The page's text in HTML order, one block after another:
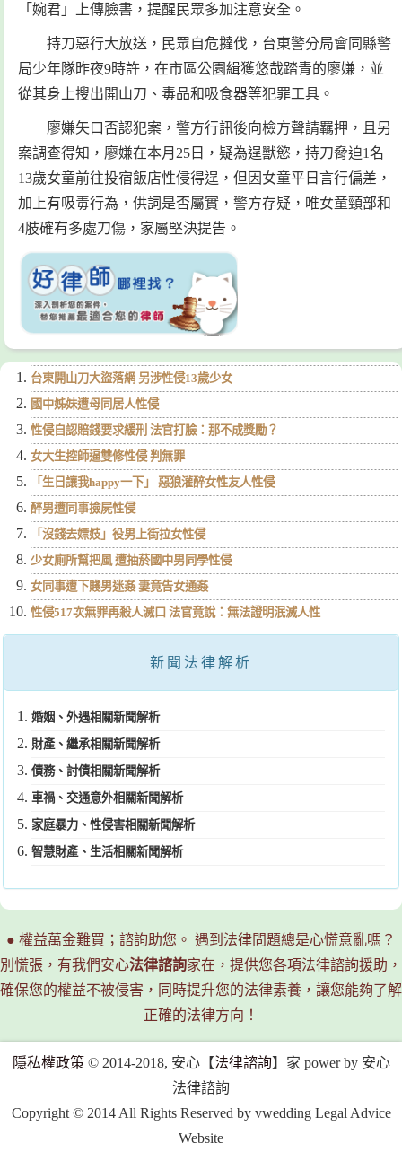
台東開山刀大盜落網 另涉性侵13歲少女
國中姊妹遭母同居人性侵
性侵自認賠錢要求緩刑 法官打臉：那不成獎勵？
女大生控師逼雙修性侵 判無罪
「生日讓我happy一下」 惡狼灌醉女性友人性侵
醉男遭同事撿屍性侵
「沒錢去嫖妓」役男上街拉女性侵
少女廁所幫把風 遭抽菸國中男同學性侵
女同事遭下賤男迷姦 妻竟告女通姦
性侵517次無罪再殺人滅口 法官竟說：無法證明泯滅人性
新聞法律解析
婚姻、外遇相關新聞解析
財產、繼承相關新聞解析
債務、討債相關新聞解析
車禍、交通意外相關新聞解析
家庭暴力、性侵害相關新聞解析
智慧財產、生活相關新聞解析
「婉君」上傳臉書，提醒民眾多加注意安全。
持刀惡行大放送，民眾自危撻伐，台東警分局會同縣警
局少年隊昨夜9時許，在市區公園緝獲悠哉踏青的廖嫌，並
從其身上搜出開山刀、毒品和吸食器等犯罪工具。
廖嫌矢口否認犯案，警方行訊後向檢方聲請羈押，且另
案調查得知，廖嫌在本月25日，疑為逞獸慾，持刀脅迫1名
13歲女童前往投宿飯店性侵得逞，但因女童平日言行偏差，
加上有吸毒行為，供詞是否屬實，警方存疑，唯女童頸部和
4肢確有多處刀傷，家屬堅決提告。
● 權益萬金難買；諮詢助您。 遇到法律問題總是心慌意亂嗎？
別慌張，有我們安心法律諮詢家在，提供您各項法律諮詢援助，
確保您的權益不被侵害，同時提升您的法律素養，讓您能夠了解
正確的法律方向！
隱私權政策 © 2014-2018, 安心【法律諮詢】家 power by 安心
法律諮詢
Copyright © 2014 All Rights Reserved by vwedding Legal Advice
Website